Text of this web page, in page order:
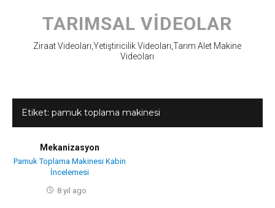
content
TARIMSAL VIDEOLAR
Ziraat Videoları,Yetiştiricilik Videoları,Tarım Alet Makine
Videoları
Etiket: pamuk toplama makinesi
Mekanizasyon
Pamuk Toplama Makinesi Kabin
İncelemesi
8 yıl ago